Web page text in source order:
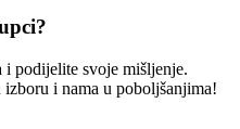
podijelite svoje mišljenje.
izboru i nama u poboljšanjima!